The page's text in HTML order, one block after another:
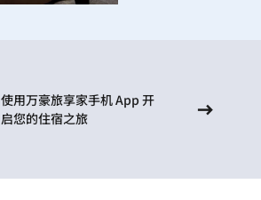
使用万豪旅享家手机 App 开
启您的住宿之旅